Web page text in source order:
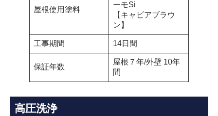
屋根使用塗料
ーモSi
【キャビアブラウ
ン】
工事期間 14日間
保証年数
屋根７年/外壁 10年
間
高圧洗浄